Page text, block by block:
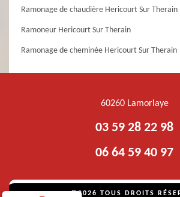
Ramonage de chaudière Hericourt Sur Therain
Ramoneur Hericourt Sur Therain
Ramonage de cheminée Hericourt Sur Therain
60260 Lamorlaye
03 59 28 22 98
06 64 59 40 97
©2026 TOUS DROITS